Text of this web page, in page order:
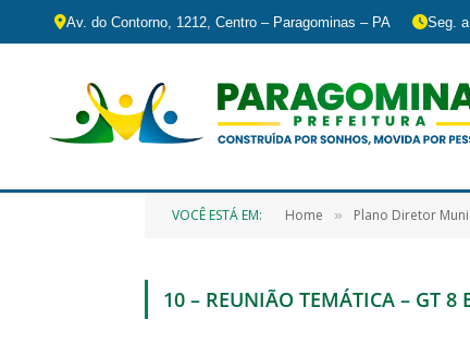
Av. do Contorno, 1212, Centro – Paragominas – PA Seg.
VOCÊ ESTÁ EM: Home » Plano Diretor
10 – REUNIÃO TEMÁTICA – GT 8